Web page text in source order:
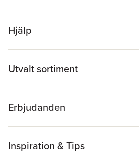
Hjälp
Utvalt sortiment
Erbjudanden
Inspiration & Tips